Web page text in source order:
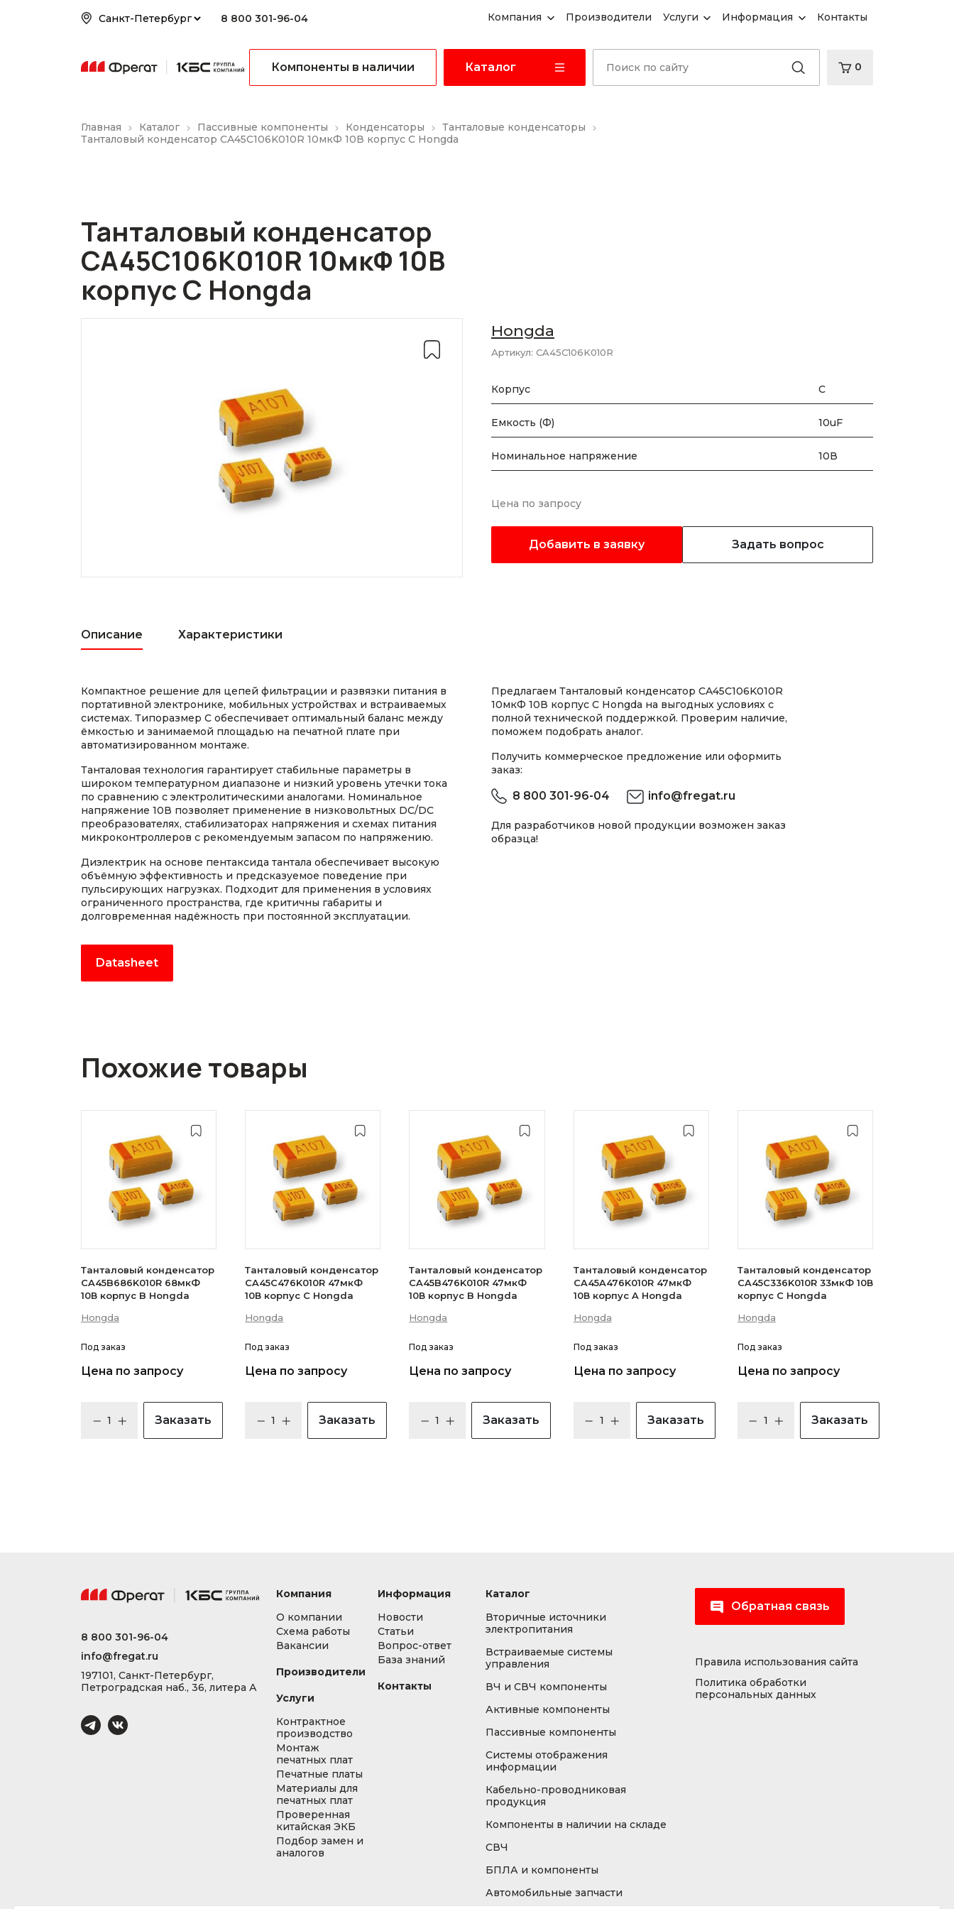
8 800 301-96-04 Компания Производители Услуги Информация Контакты
Компоненты в наличии Каталог 0
Главная Каталог Пассивные компоненты Конденсаторы
Танталовые конденсаторы
Танталовый конденсатор CA45C106K010R 10мкФ 10В корпус C Hongda
Танталовый конденсатор
CA45C106K010R 10мкФ 10В
корпус C Hongda
Hongda
Артикул: CA45C106K010R
Корпус C
Емкость (Ф) 10uF
Номинальное напряжение 10В
Цена по запросу
Добавить в заявку Задать вопрос
Описание Характеристики
Компактное решение для цепей фильтрации и развязки питания в
портативной электронике, мобильных устройствах и встраиваемых
системах. Типоразмер C обеспечивает оптимальный баланс между
ёмкостью и занимаемой площадью на печатной плате при
автоматизированном монтаже.
Танталовая технология гарантирует стабильные параметры в
широком температурном диапазоне и низкий уровень утечки тока
по сравнению с электролитическими аналогами. Номинальное
напряжение 10В позволяет применение в низковольтных DC/DC
преобразователях, стабилизаторах напряжения и схемах питания
микроконтроллеров с рекомендуемым запасом по напряжению.
Диэлектрик на основе пентаксида тантала обеспечивает высокую
объёмную эффективность и предсказуемое поведение при
пульсирующих нагрузках. Подходит для применения в условиях
ограниченного пространства, где критичны габариты и
долговременная надёжность при постоянной эксплуатации.
Datasheet
Предлагаем Танталовый конденсатор CA45C106K010R
10мкФ 10В корпус C Hongda на выгодных условиях с
полной технической поддержкой. Проверим наличие,
поможем подобрать аналог.
Получить коммерческое предложение или оформить
заказ:
8 800 301-96-04 info@fregat.ru
Для разработчиков новой продукции возможен заказ
образца!
Похожие товары
Танталовый конденсатор
CA45B686K010R 68мкФ
10В корпус B Hongda
Hongda
Под заказ
Цена по запросу
Заказать
Танталовый конденсатор
CA45C476K010R 47мкФ
10В корпус C Hongda
Hongda
Под заказ
Цена по запросу
Заказать
Танталовый конденсатор
CA45B476K010R 47мкФ
10В корпус B Hongda
Hongda
Под заказ
Цена по запросу
Заказать
Танталовый конденсатор
CA45A476K010R 47мкФ
10В корпус A Hongda
Hongda
Под заказ
Цена по запросу
Заказать
Танталовый конденсатор
CA45C336K010R 33мкФ 10В
корпус C Hongda
Hongda
Под заказ
Цена по запросу
Заказать
8 800 301-96-04
info@fregat.ru
197101, Санкт-Петербург,
Петроградская наб., 36, литера А
Компания
О компании
Схема работы
Вакансии
Производители
Услуги
Контрактное
производство
Монтаж
печатных плат
Печатные платы
Материалы для
печатных плат
Проверенная
китайская ЭКБ
Подбор замен и
аналогов
Информация
Новости
Статьи
Вопрос-ответ
База знаний
Контакты
Каталог
Вторичные источники
электропитания
Встраиваемые системы
управления
ВЧ и СВЧ компоненты
Активные компоненты
Пассивные компоненты
Системы отображения
информации
Кабельно-проводниковая
продукция
Компоненты в наличии на складе
СВЧ
БПЛА и компоненты
Автомобильные запчасти
Обратная связь
Правила использования сайта
Политика обработки
персональных данных